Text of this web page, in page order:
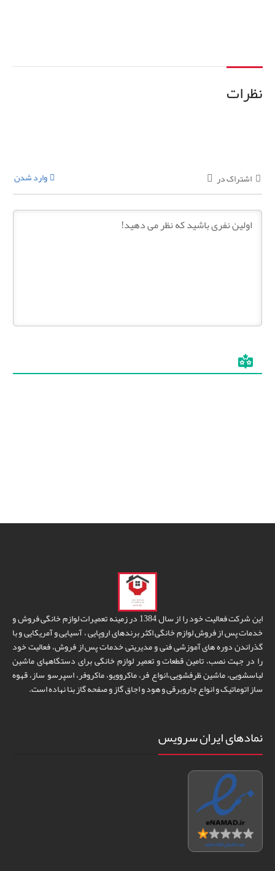
نظرات
اشتراک در وارد شدن
این شرکت فعالیت خود را از سال 1384 در زمینه تعمیرات لوازم خانگی فروش و
خدمات پس از فروش لوازم خانگی اکثر برندهای اروپایی ، آسیایی و آمریکایی و با
گذراندن دوره های آموزشی فنی و مدیریتی خدمات پس از فروش، فعالیت خود
را در جهت نصب، تامین قطعات و تعمیر لوازم خانگی برای دستگاههای ماشین
لباسشویی، ماشین ظرفشویی،انواع فر، ماکروویو، ماکروفر، اسپرسو ساز، قهوه
ساز اتوماتیک و انواع جاروبرقی و هود و اجاق گاز و صفحه گاز بنا نهاده است.
نمادهای ایران سرویس